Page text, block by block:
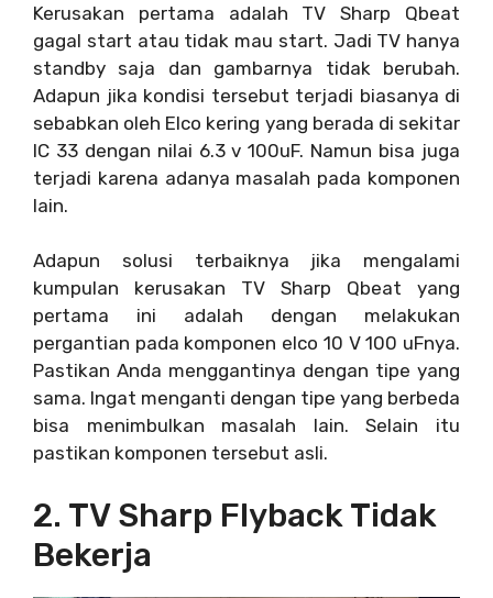
Kerusakan pertama adalah TV Sharp Qbeat
gagal start atau tidak mau start. Jadi TV hanya
standby saja dan gambarnya tidak berubah.
Adapun jika kondisi tersebut terjadi biasanya di
sebabkan oleh Elco kering yang berada di sekitar
IC 33 dengan nilai 6.3 v 100uF. Namun bisa juga
terjadi karena adanya masalah pada komponen
lain.
Adapun solusi terbaiknya jika mengalami
kumpulan kerusakan TV Sharp Qbeat yang
pertama ini adalah dengan melakukan
pergantian pada komponen elco 10 V 100 uFnya.
Pastikan Anda menggantinya dengan tipe yang
sama. Ingat menganti dengan tipe yang berbeda
bisa menimbulkan masalah lain. Selain itu
pastikan komponen tersebut asli.
2. TV Sharp Flyback Tidak
Bekerja